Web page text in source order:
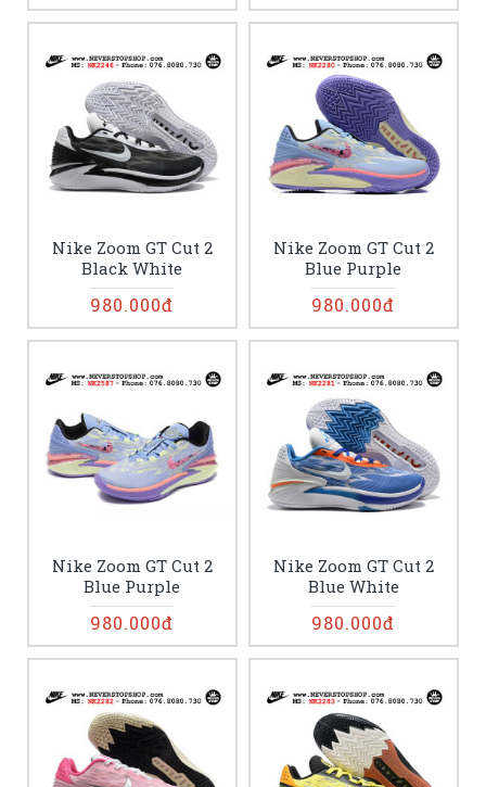
Nike Zoom GT Cut 2
Black White
980.000đ
Nike Zoom GT Cut 2
Blue Purple
980.000đ
Nike Zoom GT Cut 2
Blue Purple
980.000đ
Nike Zoom GT Cut 2
Blue White
980.000đ